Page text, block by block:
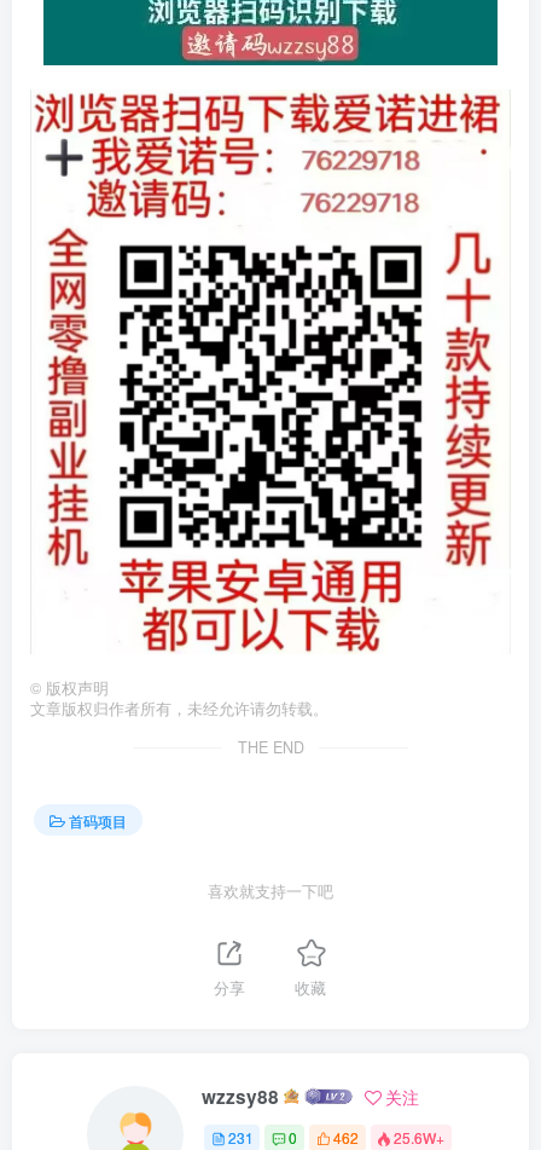
© 版权声明
文章版权归作者所有，未经允许请勿转载。
THE END
首码项目
喜欢就支持一下吧
分享 收藏
wzzsy88 关注
231 0 462 25.6W+